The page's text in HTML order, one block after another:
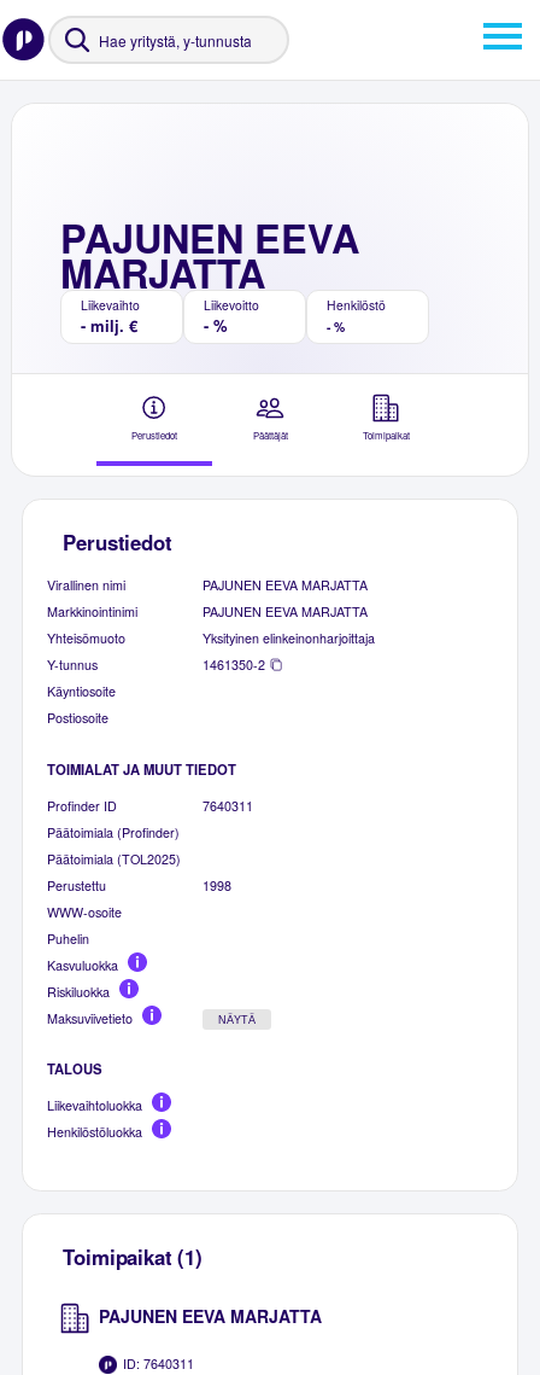
PAJUNEN EEVA
MARJATTA
Liikevaihto
- milj. €
Liikevoitto
- %
Henkilöstö
- %
Perustiedot Päättäjät Toimipaikat
Perustiedot
Virallinen nimi
PAJUNEN EEVA MARJATTA
Markkinointinimi
PAJUNEN EEVA MARJATTA
Yhteisömuoto
Yksityinen elinkeinonharjoittaja
Y-tunnus
1461350-2
Käyntiosoite
Postiosoite
TOIMIALAT JA MUUT TIEDOT
Profinder ID
7640311
Päätoimiala (Profinder)
Päätoimiala (TOL2025)
Perustettu
1998
WWW-osoite
Puhelin
Kasvuluokka
Riskiluokka
Maksuviivetieto
NÄYTÄ
TALOUS
Liikevaihtoluokka
Henkilöstöluokka
Toimipaikat (1)
PAJUNEN EEVA MARJATTA
ID: 7640311